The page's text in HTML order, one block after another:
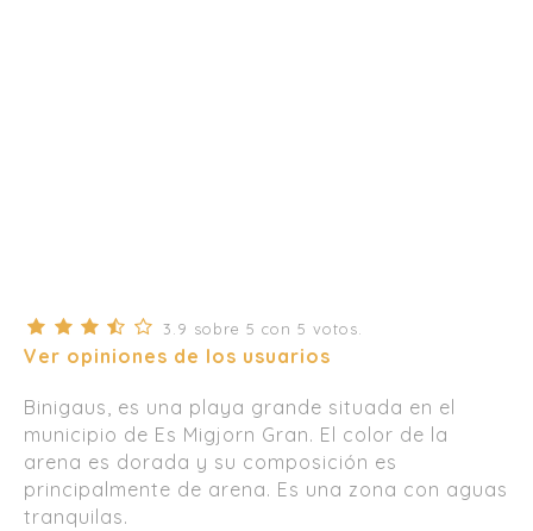
3.9 sobre 5 con 5 votos.
Ver opiniones de los usuarios
Binigaus, es una playa grande situada en el
municipio de Es Migjorn Gran. El color de la
arena es dorada y su composición es
principalmente de arena. Es una zona con aguas
tranquilas.